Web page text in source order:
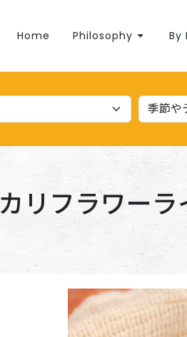
Home Philosophy By
カリフラワー